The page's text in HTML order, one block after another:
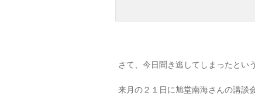
さて、今日聞き逃してしまったとい
来月の２１日に旭堂南海さんの講談